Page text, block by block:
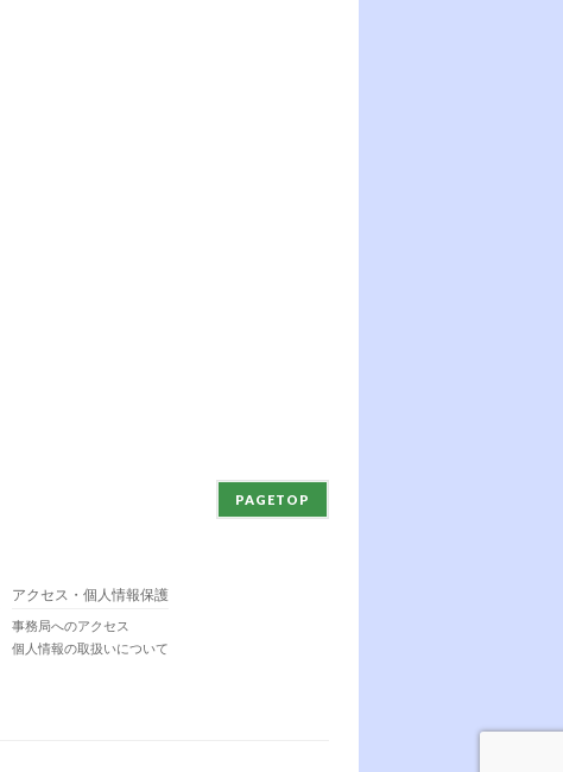
PAGETOP
アクセス・個人情報保護
事務局へのアクセス
個人情報の取扱いについて